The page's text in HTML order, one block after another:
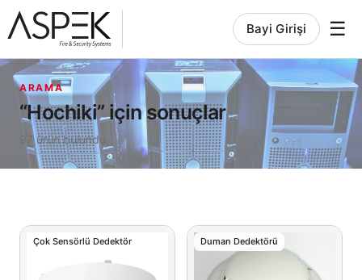
Bayi Girişi ☰
ARAMA
“Hochiki” için sonuçlar
97 ürün bulundu
Çok Sensörlü Dedektör Duman Dedektörü